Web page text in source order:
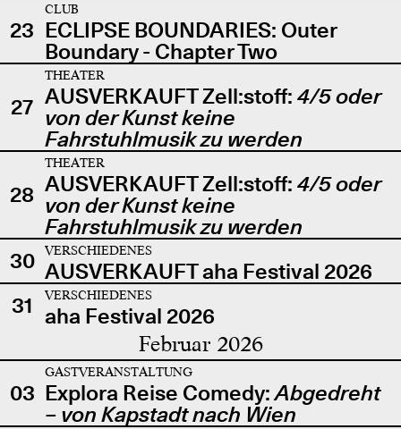
23
CLUB
ECLIPSE BOUNDARIES: Outer
Boundary - Chapter Two
27
THEATER
AUSVERKAUFT Zell:stoff: 4/5 oder
von der Kunst keine
Fahrstuhlmusik zu werden
28
THEATER
AUSVERKAUFT Zell:stoff: 4/5 oder
von der Kunst keine
Fahrstuhlmusik zu werden
30
VERSCHIEDENES
AUSVERKAUFT aha Festival 2026
31
VERSCHIEDENES
aha Festival 2026
Februar 2026
03
GASTVERANSTALTUNG
Explora Reise Comedy:Abgedreht
– von Kapstadt nach Wien